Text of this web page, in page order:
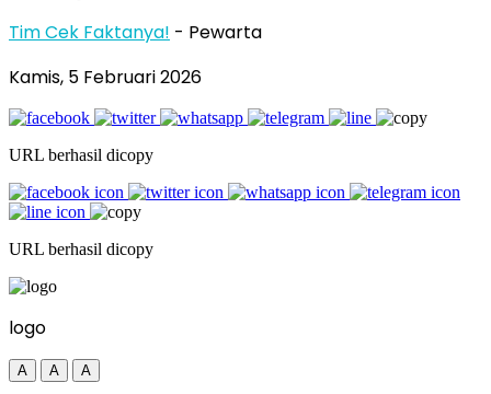
Tim Cek Faktanya! - Pewarta
Kamis, 5 Februari 2026
URL berhasil dicopy
URL berhasil dicopy
logo
A A A